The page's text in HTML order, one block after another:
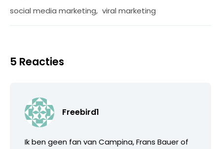
social media marketing, viral marketing
5 Reacties
Freebird1
Ik ben geen fan van Campina, Frans Bauer of